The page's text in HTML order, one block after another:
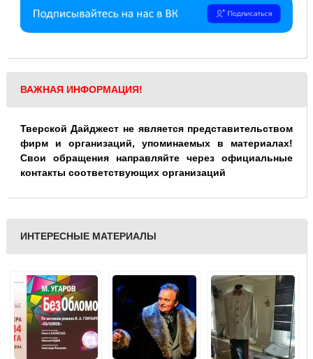
ВАЖНАЯ ИНФОРМАЦИЯ!
Тверской Дайджест не является представительством
фирм и организаций, упоминаемых в материалах!
Свои обращения направляйте через официальные
контакты соответствующих организаций
ИНТЕРЕСНЫЕ МАТЕРИАЛЫ